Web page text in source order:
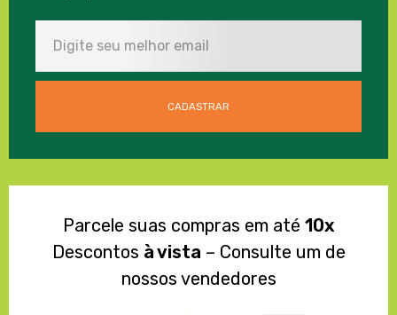
Parcele suas compras em até 10x
Descontos à vista – Consulte um de
nossos vendedores